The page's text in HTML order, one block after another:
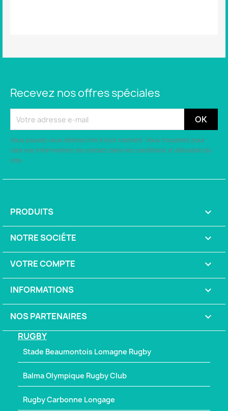
Recevez nos offres spéciales
Vous pouvez vous désinscrire à tout moment. Vous trouverez pour
cela nos informations de contact dans les conditions d'utilisation du
site.
PRODUITS 
NOTRE SOCIÉTE 
VOTRE COMPTE 
INFORMATIONS keyboard_arrow_down
NOS PARTENAIRES 
RUGBY
Stade Beaumontois Lomagne Rugby
Balma Olympique Rugby Club
Rugby Carbonne Longage